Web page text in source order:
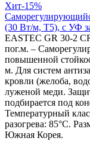
Хит-15%
(30 Вт/м, Т5), с УФ
EASTEC GR 30-2
пог.м. –
повышенной
м. Для систем
кровли (желоба,
луженой меди.
подбирается под
Температурный
разогрева: 85°С.
Южная Корея.